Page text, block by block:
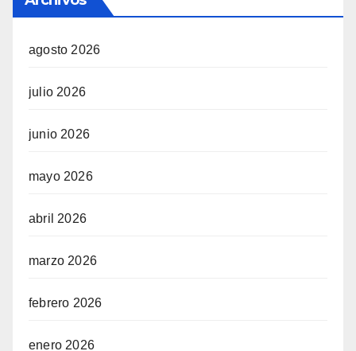
agosto 2026
julio 2026
junio 2026
mayo 2026
abril 2026
marzo 2026
febrero 2026
enero 2026